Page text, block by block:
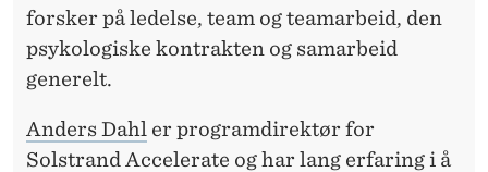
forsker på ledelse, team og teamarbeid, den
psykologiske kontrakten og samarbeid
generelt.
Anders Dahl er programdirektør for
Solstrand Accelerate og har lang erfaring i å